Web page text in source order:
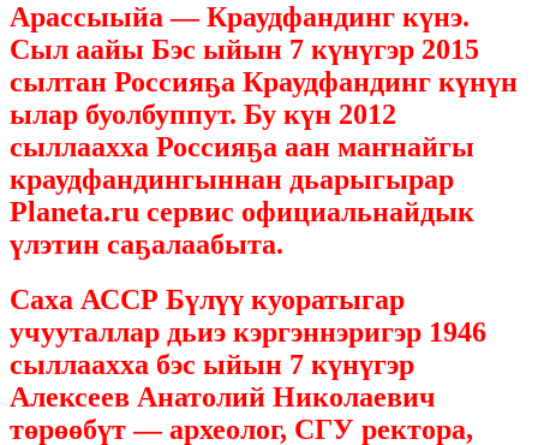
Арассыыйа — Краудфандинг күнэ.
Сыл аайы Бэс ыйын 7 күнүгэр 2015
сылтан Россияҕа Краудфандинг күнүн
ылар буолбуппут. Бу күн 2012
сыллаахха Россияҕа аан маҥнайгы
краудфандингыннан дьарыгырар
Planeta.ru сервис официальнайдык
үлэтин саҕалаабыта.
Саха АССР Бүлүү куоратыгар
учууталлар дьиэ кэргэннэригэр 1946
сыллаахха бэс ыйын 7 күнүгэр
Алексеев Анатолий Николаевич
төрөөбүт — археолог, СГУ ректора,